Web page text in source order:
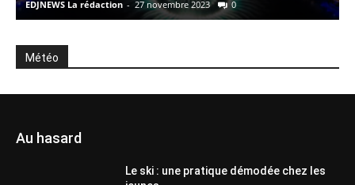
EDJNEWS La rédaction - 27 novembre 2023 0
Météo
Au hasard
Le ski : une pratique démodée chez les